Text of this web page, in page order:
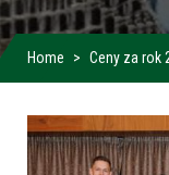
Home Ceny za rok